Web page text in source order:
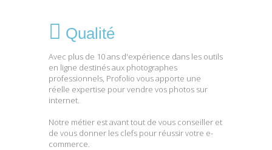
Qualité
Avec plus de 10 ans d'expérience dans les outils
en ligne destinés aux photographes
professionnels, Profolio vous apporte une
réelle expertise pour vendre vos photos sur
internet.
Notre métier est avant tout de vous conseiller et
de vous donner les clefs pour réussir votre e-
commerce.